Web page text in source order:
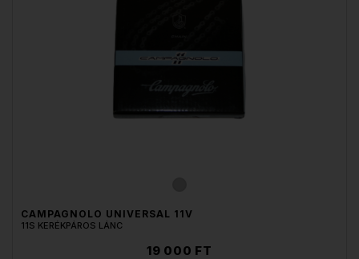
CAMPAGNOLO UNIVERSAL 11V
11S KERÉKPÁROS LÁNC
19 000 FT